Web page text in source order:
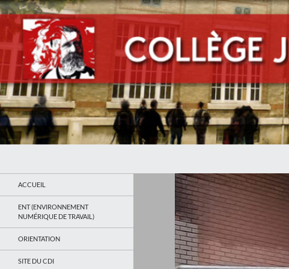
ACCUEIL
ENT (ENVIRONNEMENT
NUMÉRIQUE DE TRAVAIL)
ORIENTATION
SITE DU CDI